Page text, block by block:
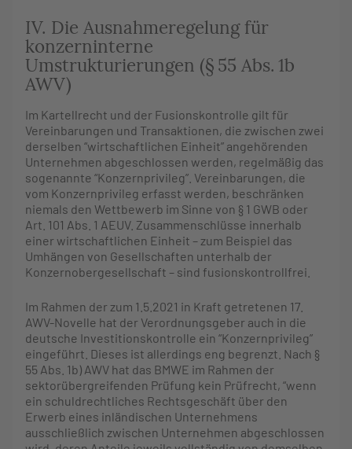
IV. Die Ausnahmeregelung für
konzerninterne
Umstrukturierungen (§ 55 Abs. 1b
AWV)
Im Kartellrecht und der Fusionskontrolle gilt für
Vereinbarungen und Transaktionen, die zwischen zwei
derselben “wirtschaftlichen Einheit” angehörenden
Unternehmen abgeschlossen werden, regelmäßig das
sogenannte “Konzernprivileg”. Vereinbarungen, die
vom Konzernprivileg erfasst werden, beschränken
niemals den Wettbewerb im Sinne von § 1 GWB oder
Art. 101 Abs. 1 AEUV. Zusammenschlüsse innerhalb
einer wirtschaftlichen Einheit – zum Beispiel das
Umhängen von Gesellschaften unterhalb der
Konzernobergesellschaft – sind fusionskontrollfrei.
Im Rahmen der zum 1.5.2021 in Kraft getretenen 17.
AWV-Novelle hat der Verordnungsgeber auch in die
deutsche Investitionskontrolle ein “Konzernprivileg”
eingeführt. Dieses ist allerdings eng begrenzt. Nach §
55 Abs. 1b) AWV hat das BMWE im Rahmen der
sektorübergreifenden Prüfung kein Prüfrecht, “wenn
ein schuldrechtliches Rechtsgeschäft über den
Erwerb eines inländischen Unternehmens
ausschließlich zwischen Unternehmen abgeschlossen